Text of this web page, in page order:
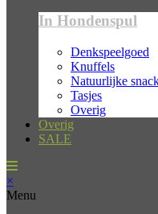
In Hondenspul
Denkspeelgoed
Knuffels
Natuurlijke
Tasjes
Overig
Overig
SALE
×
Menu